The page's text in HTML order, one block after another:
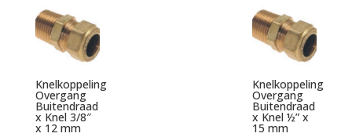
Knelkoppeling
Overgang
Buitendraad
x Knel 3/8″
x 12 mm
Knelkoppeling
Overgang
Buitendraad
x Knel ½” x
15 mm